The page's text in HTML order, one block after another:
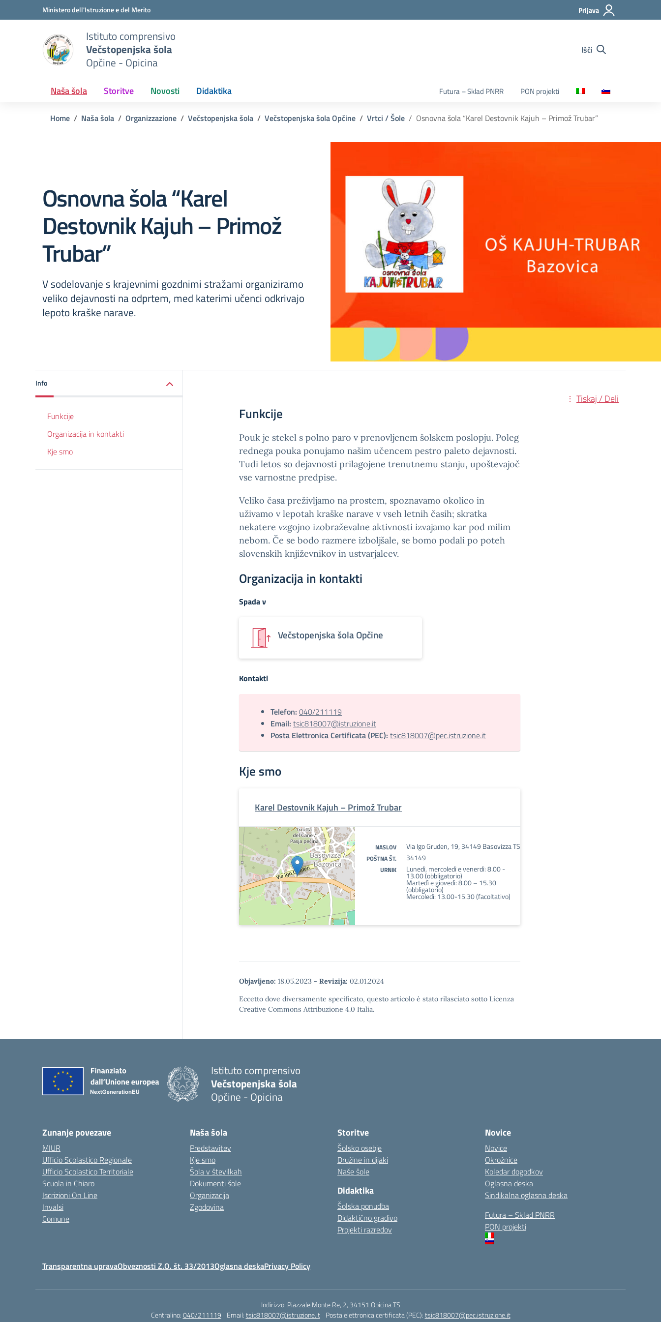
Vai ai contenuti
Vai al menu di navigazioneMinistero dell'Istruzione e del Merito Prijava
Istituto comprensivo
Večstopenjska šola
Opčine - Opicina
Išči
Naša šola Storitve Novosti Didaktika Futura – Sklad PNRR PON projekti
Home Naša šola Organizzazione Večstopenjska šola Večstopenjska šola Opčine Vrtci / Šole Osnovna šola “Karel Destovnik Kajuh – Primož Trubar”
Osnovna šola “Karel
Destovnik Kajuh – Primož
Trubar”
V sodelovanje s krajevnimi gozdnimi stražami organiziramo
veliko dejavnosti na odprtem, med katerimi učenci odkrivajo
lepoto kraške narave.
Info
Funkcije
Organizacija in kontakti
Kje smo
Tiskaj / Deli
Funkcije
Pouk je stekel s polno paro v prenovljenem šolskem poslopju. Poleg
rednega pouka ponujamo našim učencem pestro paleto dejavnosti.
Tudi letos so dejavnosti prilagojene trenutnemu stanju, upoštevajoč
vse varnostne predpise.
Veliko časa preživljamo na prostem, spoznavamo okolico in
uživamo v lepotah kraške narave v vseh letnih časih; skratka
nekatere vzgojno izobraževalne aktivnosti izvajamo kar pod milim
nebom. Če se bodo razmere izboljšale, se bomo podali po poteh
slovenskih književnikov in ustvarjalcev.
Organizacija in kontakti
Spada v
Večstopenjska šola Opčine
Kontakti
Telefon: 040/211119
Email: tsic818007@istruzione.it
Posta Elettronica Certificata (PEC): tsic818007@pec.istruzione.it
Kje smo
Karel Destovnik Kajuh – Primož Trubar
NASLOV Via Igo Gruden, 19, 34149 Basovizza TS
POŠTNA ŠT. 34149
URNIK Lunedì, mercoledì e venerdì: 8.00 -
13.00 (obbligatorio)
Martedì e giovedì: 8.00 – 15.30
(obbligatorio)
Mercoledì: 13.00-15.30 (facoltativo)
Objavljeno: 18.05.2023 - Revizija: 02.01.2024
Eccetto dove diversamente specificato, questo articolo è stato rilasciato sotto Licenza
Creative Commons Attribuzione 4.0 Italia.
Istituto comprensivo
Večstopenjska šola
Opčine - Opicina
Zunanje povezave
MIUR
Ufficio Scolastico Regionale
Ufficio Scolastico Territoriale
Scuola in Chiaro
Iscrizioni On Line
Invalsi
Comune
Naša šola
Predstavitev
Kje smo
Šola v številkah
Dokumenti šole
Organizacija
Zgodovina
Storitve
Šolsko osebje
Družine in dijaki
Naše šole
Didaktika
Šolska ponudba
Didaktično gradivo
Projekti razredov
Novice
Novice
Okrožnice
Koledar dogodkov
Oglasna deska
Sindikalna oglasna deska
Futura – Sklad PNRR
PON projekti
Transparentna upravaObveznosti Z.O. št. 33/2013Oglasna deskaPrivacy Policy
Indirizzo: Piazzale Monte Re, 2, 34151 Opicina TS
Centralino:040/211119 Email:tsic818007@istruzione.it Posta elettronica certificata (PEC):tsic818007@pec.istruzione.it